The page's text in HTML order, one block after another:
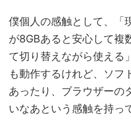
僕個人の感触として、「
が8GBあると安心して複
て切り替えながら使える
も動作するけれど、ソフ
あったり、ブラウザーの
いなあという感触を持っ